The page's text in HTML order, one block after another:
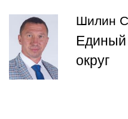
Шилин
Единый
округ